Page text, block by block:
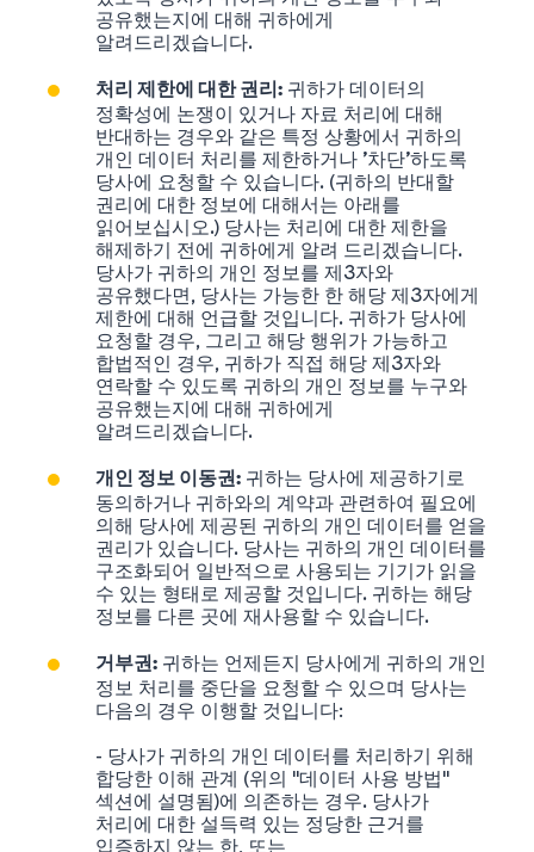
공유했는지에 대해 귀하에게
알려드리겠습니다.
처리 제한에 대한 권리: 귀하가 데이터의
정확성에 논쟁이 있거나 자료 처리에 대해
반대하는 경우와 같은 특정 상황에서 귀하의
개인 데이터 처리를 제한하거나 '차단'하도록
당사에 요청할 수 있습니다. (귀하의 반대할
권리에 대한 정보에 대해서는 아래를
읽어보십시오.) 당사는 처리에 대한 제한을
해제하기 전에 귀하에게 알려 드리겠습니다.
당사가 귀하의 개인 정보를 제3자와
공유했다면, 당사는 가능한 한 해당 제3자에게
제한에 대해 언급할 것입니다. 귀하가 당사에
요청할 경우, 그리고 해당 행위가 가능하고
합법적인 경우, 귀하가 직접 해당 제3자와
연락할 수 있도록 귀하의 개인 정보를 누구와
공유했는지에 대해 귀하에게
알려드리겠습니다.
개인 정보 이동권: 귀하는 당사에 제공하기로
동의하거나 귀하와의 계약과 관련하여 필요에
의해 당사에 제공된 귀하의 개인 데이터를 얻을
권리가 있습니다. 당사는 귀하의 개인 데이터를
구조화되어 일반적으로 사용되는 기기가 읽을
수 있는 형태로 제공할 것입니다. 귀하는 해당
정보를 다른 곳에 재사용할 수 있습니다.
거부권: 귀하는 언제든지 당사에게 귀하의 개인
정보 처리를 중단을 요청할 수 있으며 당사는
다음의 경우 이행할 것입니다:
- 당사가 귀하의 개인 데이터를 처리하기 위해
합당한 이해 관계 (위의 "데이터 사용 방법"
섹션에 설명됨)에 의존하는 경우. 당사가
처리에 대한 설득력 있는 정당한 근거를
입증하지 않는 한, 또는